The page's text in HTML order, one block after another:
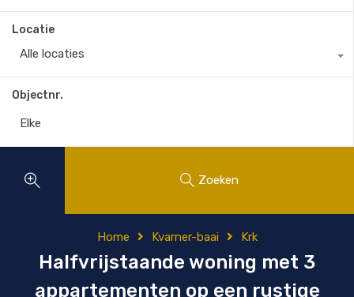
Locatie
Alle locaties
Objectnr.
Zoeken
Home Kvarner-baai Krk
Halfvrijstaande woning met 3
appartementen op een rustige